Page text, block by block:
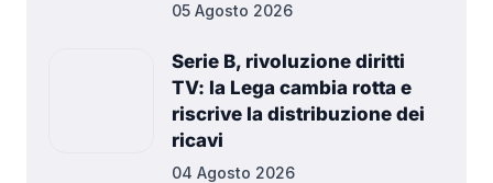
05 Agosto 2026
Serie B, rivoluzione diritti
TV: la Lega cambia rotta e
riscrive la distribuzione dei
ricavi
04 Agosto 2026